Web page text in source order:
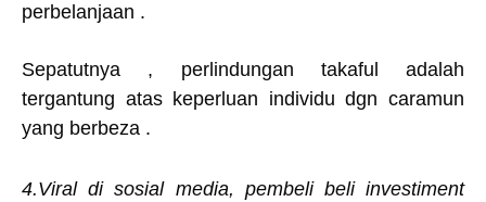
perbelanjaan .
Sepatutnya , perlindungan takaful adalah
tergantung atas keperluan individu dgn caramun
yang berbeza .
4.Viral di sosial media, pembeli beli investiment